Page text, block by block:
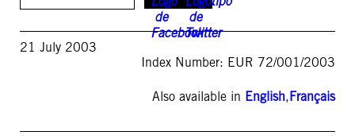
21 July 2003
Index Number: EUR 72/001/2003
Also available in English,Français